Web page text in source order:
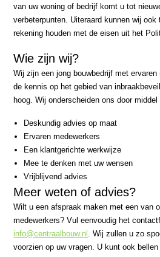
van uw woning of bedrijf komt u tot
verbeterpunten. Uiteraard kunnen wij ook
rekening houden met de eisen uit het
Wie zijn wij?
Wij zijn een jong bouwbedrijf met
de kennis op het gebied van
hoog. Wij onderscheiden ons door middel
Deskundig advies op maat
Ervaren medewerkers
Een klantgerichte werkwijze
Mee te denken met uw wensen
Vrijblijvend advies
Meer weten of advies?
Wilt u een afspraak maken met een van
medewerkers? Vul eenvoudig het
info@centraalbouw.nl . Wij zullen u zo
voorzien op uw vragen. U kunt ook